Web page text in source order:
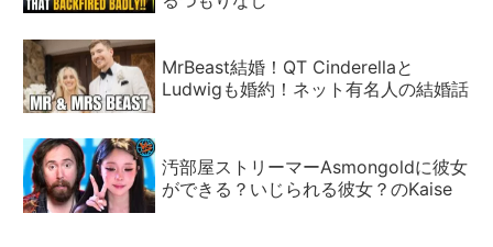
MrBeast結婚！QT Cinderellaと
Ludwigも婚約！ネット有名人の結婚話
汚部屋ストリーマーAsmongoldに彼女
ができる？いじられる彼女？のKaise